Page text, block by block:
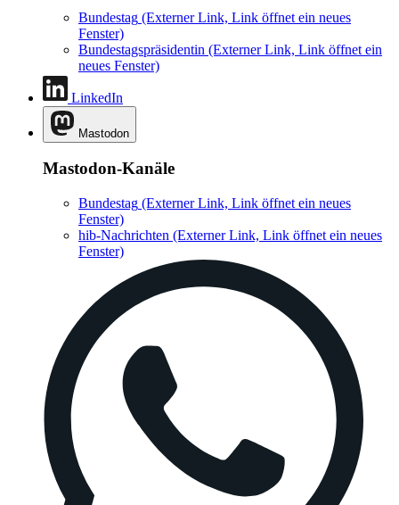
Bundestag (Externer Link, Link öffnet ein neues
Fenster)
Bundestagspräsidentin (Externer Link, Link öffnet ein
neues Fenster)
LinkedIn
Mastodon
Mastodon-Kanäle
Bundestag (Externer Link, Link öffnet ein neues
Fenster)
hib-Nachrichten (Externer Link, Link öffnet ein neues
Fenster)